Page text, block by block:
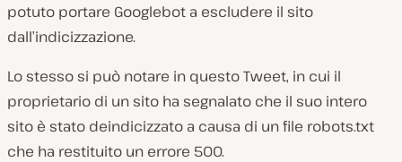
potuto portare Googlebot a escludere il sito
dall’indicizzazione.
Lo stesso si può notare in questo Tweet, in cui il
proprietario di un sito ha segnalato che il suo intero
sito è stato deindicizzato a causa di un file robots.txt
che ha restituito un errore 500.